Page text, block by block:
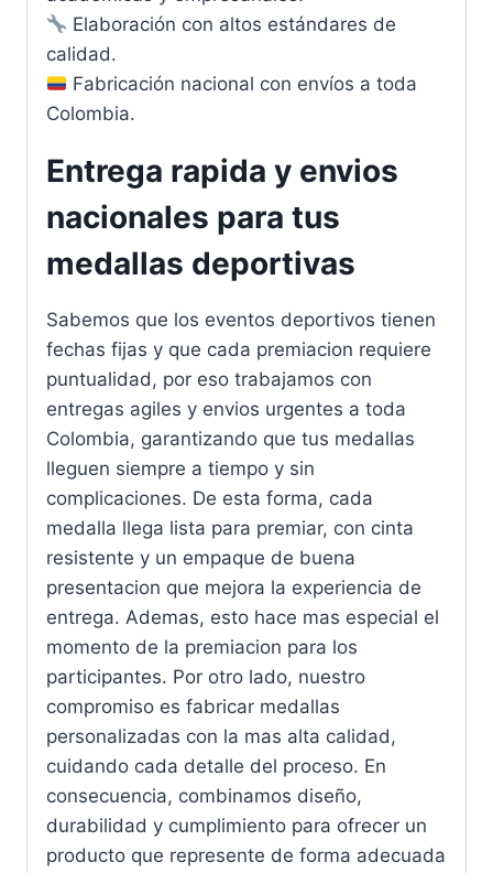
Elaboración con altos estándares de
calidad.
Fabricación nacional con envíos a toda
Colombia.
Entrega rapida y envios
nacionales para tus
medallas deportivas
Sabemos que los eventos deportivos tienen
fechas fijas y que cada premiacion requiere
puntualidad, por eso trabajamos con
entregas agiles y envios urgentes a toda
Colombia, garantizando que tus medallas
lleguen siempre a tiempo y sin
complicaciones. De esta forma, cada
medalla llega lista para premiar, con cinta
resistente y un empaque de buena
presentacion que mejora la experiencia de
entrega. Ademas, esto hace mas especial el
momento de la premiacion para los
participantes. Por otro lado, nuestro
compromiso es fabricar medallas
personalizadas con la mas alta calidad,
cuidando cada detalle del proceso. En
consecuencia, combinamos diseño,
durabilidad y cumplimiento para ofrecer un
producto que represente de forma adecuada